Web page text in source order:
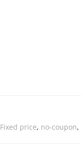
Fixed price, no-coupon,